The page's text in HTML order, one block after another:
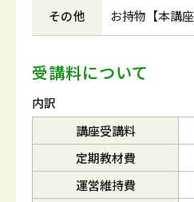
その他 お持物【本講
受講料について
内訳
講座受講料
定期教材費
運営維持費